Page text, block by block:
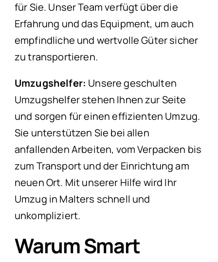
für Sie. Unser Team verfügt über die
Erfahrung und das Equipment, um auch
empfindliche und wertvolle Güter sicher
zu transportieren.
Umzugshelfer: Unsere geschulten
Umzugshelfer stehen Ihnen zur Seite
und sorgen für einen effizienten Umzug.
Sie unterstützen Sie bei allen
anfallenden Arbeiten, vom Verpacken bis
zum Transport und der Einrichtung am
neuen Ort. Mit unserer Hilfe wird Ihr
Umzug in Malters schnell und
unkompliziert.
Warum Smart